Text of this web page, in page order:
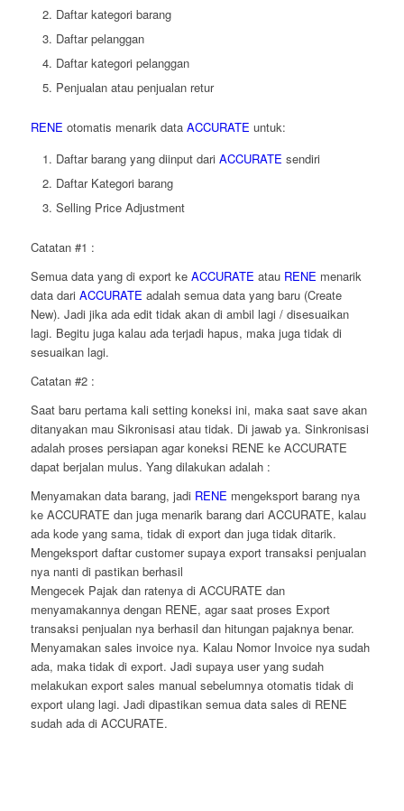
Daftar kategori barang
Daftar pelanggan
Daftar kategori pelanggan
Penjualan atau penjualan retur
RENE otomatis menarik data ACCURATE untuk:
Daftar barang yang diinput dari ACCURATE sendiri
Daftar Kategori barang
Selling Price Adjustment
Catatan #1 :
Semua data yang di export ke ACCURATE atau RENE menarik
data dari ACCURATE adalah semua data yang baru (Create
New). Jadi jika ada edit tidak akan di ambil lagi / disesuaikan
lagi. Begitu juga kalau ada terjadi hapus, maka juga tidak di
sesuaikan lagi.
Catatan #2 :
Saat baru pertama kali setting koneksi ini, maka saat save akan
ditanyakan mau Sikronisasi atau tidak. Di jawab ya. Sinkronisasi
adalah proses persiapan agar koneksi RENE ke ACCURATE
dapat berjalan mulus. Yang dilakukan adalah :
Menyamakan data barang, jadi RENE mengeksport barang nya
ke ACCURATE dan juga menarik barang dari ACCURATE, kalau
ada kode yang sama, tidak di export dan juga tidak ditarik.
Mengeksport daftar customer supaya export transaksi penjualan
nya nanti di pastikan berhasil
Mengecek Pajak dan ratenya di ACCURATE dan
menyamakannya dengan RENE, agar saat proses Export
transaksi penjualan nya berhasil dan hitungan pajaknya benar.
Menyamakan sales invoice nya. Kalau Nomor Invoice nya sudah
ada, maka tidak di export. Jadi supaya user yang sudah
melakukan export sales manual sebelumnya otomatis tidak di
export ulang lagi. Jadi dipastikan semua data sales di RENE
sudah ada di ACCURATE.